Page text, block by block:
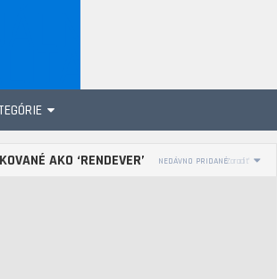
AKO ‘RENDEVER’ NEDÁVNO PRIDANÉZoradiť